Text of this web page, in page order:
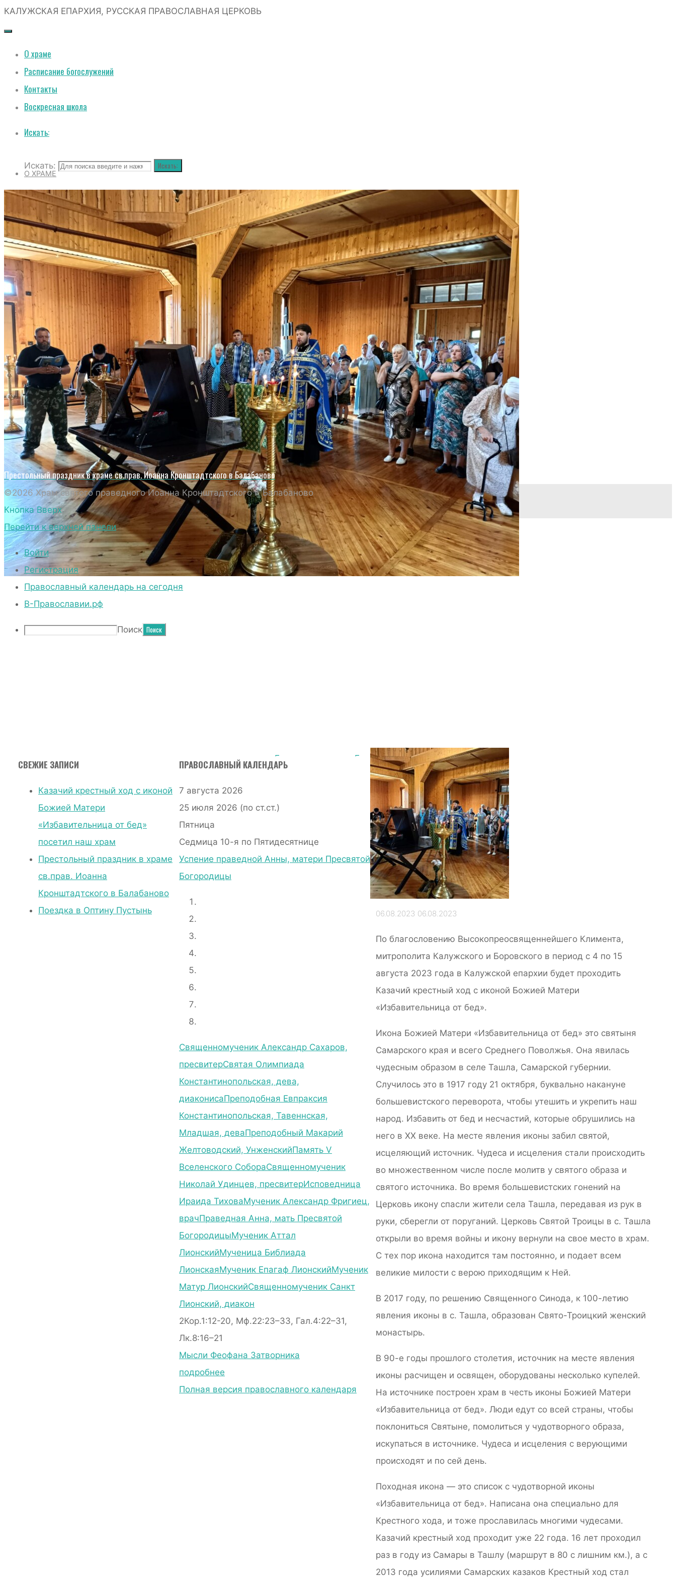
КАЛУЖСКАЯ ЕПАРХИЯ, РУССКАЯ ПРАВОСЛАВНАЯ ЦЕРКОВЬ
О храме
Расписание богослужений
Контакты
Воскресная школа
Искать:
Искать: Искать:
О ХРАМЕ
РАСПИСАНИЕ БОГОСЛУЖЕНИЙ
КОНТАКТЫ
ВОСКРЕСНАЯ ШКОЛА
ИСКАТЬ:
Искать: Искать:
КАЗАЧИЙ КРЕСТНЫЙ ХОД С ИКОНОЙ БОЖИЕЙ
Главная страница
Без
иконой Божией
«Избавительница от
бед» посетил наш
Престольный праздник в храме св.прав. Иоанна Кронштадтского в Балабаново
06.08.2023 06.08.2023
По благословению Высокопреосвященнейшего Климента,
митрополита Калужского и Боровского в период с 4 по 15
августа 2023 года в Калужской епархии будет проходить
Казачий крестный ход с иконой Божией Матери
«Избавительница от бед».
Икона Божией Матери «Избавительница от бед» это святыня
Самарского края и всего Среднего Поволжья. Она явилась
чудесным образом в селе Ташла, Самарской губернии.
Случилось это в 1917 году 21 октября, буквально накануне
большевистского переворота, чтобы утешить и укрепить наш
народ. Избавить от бед и несчастий, которые обрушились на
него в ХХ веке. На месте явления иконы забил святой,
исцеляющий источник. Чудеса и исцеления стали происходить
во множественном числе после молитв у святого образа и
святого источника. Во время большевистских гонений на
Церковь икону спасли жители села Ташла, передавая из рук в
руки, сберегли от поруганий. Церковь Святой Троицы в с. Ташла
открыли во время войны и икону вернули на свое место в храм.
С тех пор икона находится там постоянно, и подает всем
великие милости с верою приходящим к Ней.
В 2017 году, по решению Священного Синода, к 100-летию
явления иконы в с. Ташла, образован Свято-Троицкий женский
монастырь.
В 90-е годы прошлого столетия, источник на месте явления
иконы расчищен и освящен, оборудованы несколько купелей.
На источнике построен храм в честь иконы Божией Матери
«Избавительница от бед». Люди едут со всей страны, чтобы
поклониться Святыне, помолиться у чудотворного образа,
искупаться в источнике. Чудеса и исцеления с верующими
происходят и по сей день.
Походная икона — это список с чудотворной иконы
«Избавительница от бед». Написана она специально для
Крестного хода, и тоже прославилась многими чудесами.
Казачий крестный ход проходит уже 22 года. 16 лет проходил
раз в году из Самары в Ташлу (маршрут в 80 с лишним км.), а с
2013 года усилиями Самарских казаков Крестный ход стал
СВЕЖИЕ ЗАПИСИ
Казачий крестный ход с иконой
Божией Матери
«Избавительница от бед»
посетил наш храм
Престольный праздник в храме
св.прав. Иоанна
Кронштадтского в Балабаново
Поездка в Оптину Пустынь
ПРАВОСЛАВНЫЙ КАЛЕНДАРЬ
7 августа 2026
25 июля 2026 (по ст.ст.)
Пятница
Седмица 10-я по Пятидесятнице
Успение праведной Анны, матери Пресвятой
Богородицы
Священномученик Александр Сахаров,
пресвитерСвятая Олимпиада
Константинопольская, дева,
диаконисаПреподобная Евпраксия
Константинопольская, Тавеннская,
Младшая, деваПреподобный Макарий
Желтоводский, УнженскийПамять V
Вселенского СобораСвященномученик
Николай Удинцев, пресвитерИсповедница
Ираида ТиховаМученик Александр Фригиец,
врачПраведная Анна, мать Пресвятой
БогородицыМученик Аттал
ЛионскийМученица Библиада
ЛионскаяМученик Епагаф ЛионскийМученик
Матур ЛионскийСвященномученик Санкт
Лионский, диакон
2Кор.1:12-20, Мф.22:23–33, Гал.4:22–31,
Лк.8:16–21
Мысли Феофана Затворника
подробнее
Полная версия православного календаря
©2026 Храм святого праведного Иоанна Кронштадтского г. Балабаново
Кнопка Вверх
Перейти к верхней панели
Войти
Регистрация
Православный календарь на сегодня
В-Православии.рф
Поиск